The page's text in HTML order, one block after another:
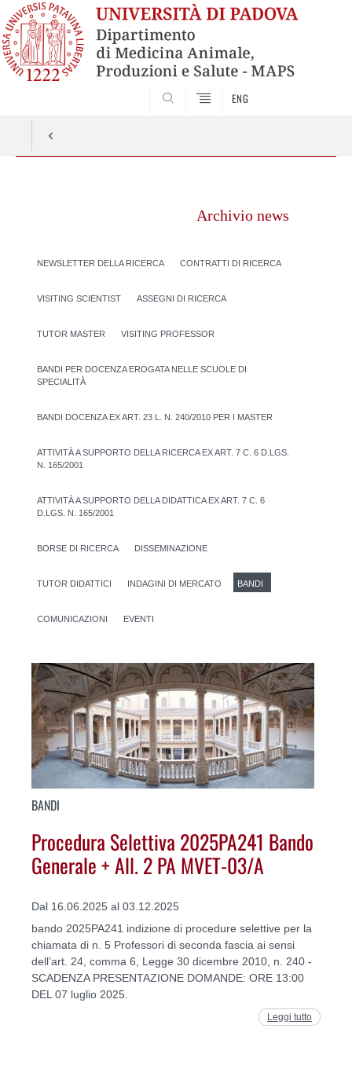
ENG
Archivio news
NEWSLETTER DELLA RICERCA CONTRATTI DI RICERCA
VISITING SCIENTIST ASSEGNI DI RICERCA
TUTOR MASTER VISITING PROFESSOR
BANDI PER DOCENZA EROGATA NELLE SCUOLE DI
SPECIALITÀ
BANDI DOCENZA EX ART. 23 L. N. 240/2010 PER I MASTER
ATTIVITÀ A SUPPORTO DELLA RICERCA EX ART. 7 C. 6 D.LGS.
N. 165/2001
ATTIVITÀ A SUPPORTO DELLA DIDATTICA EX ART. 7 C. 6
D.LGS. N. 165/2001
BORSE DI RICERCA DISSEMINAZIONE
TUTOR DIDATTICI INDAGINI DI MERCATO BANDI
COMUNICAZIONI EVENTI
BANDI
Procedura Selettiva 2025PA241 Bando
Generale + All. 2 PA MVET-03/A
Dal 16.06.2025 al 03.12.2025
bando 2025PA241 indizione di procedure selettive per la
chiamata di n. 5 Professori di seconda fascia ai sensi
dell’art. 24, comma 6, Legge 30 dicembre 2010, n. 240 -
SCADENZA PRESENTAZIONE DOMANDE: ORE 13:00
DEL 07 luglio 2025.
Leggi tutto